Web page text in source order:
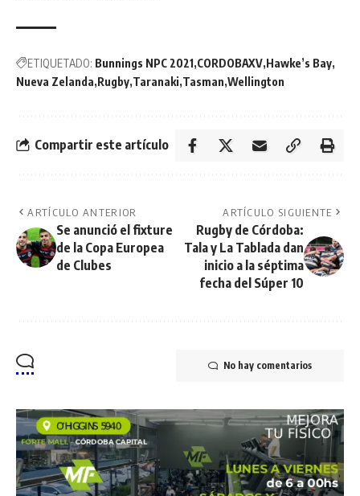
ETIQUETADO: Bunnings NPC 2021 CORDOBAXV Hawke’s Bay
Nueva Zelanda Rugby Taranaki Tasman Wellington
Compartir este artículo
ARTÍCULO ANTERIOR
Se anunció el fixture
de la Copa Europea
de Clubes
ARTÍCULO SIGUIENTE
Rugby de Córdoba:
Tala y La Tablada dan
inicio a la séptima
fecha del Súper 10
No hay comentarios